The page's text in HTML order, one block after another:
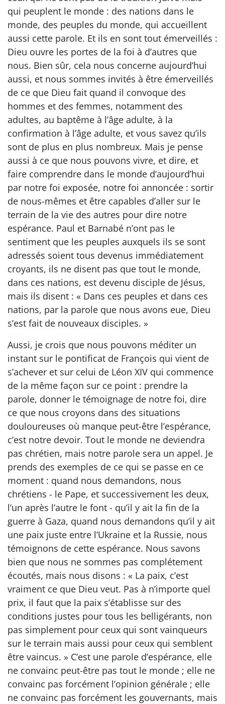
qui peuplent le monde : des nations dans le
monde, des peuples du monde, qui accueillent
aussi cette parole. Et ils en sont tout émerveillés :
Dieu ouvre les portes de la foi à d’autres que
nous. Bien sûr, cela nous concerne aujourd’hui
aussi, et nous sommes invités à être émerveillés
de ce que Dieu fait quand il convoque des
hommes et des femmes, notamment des
adultes, au baptême à l’âge adulte, à la
confirmation à l’âge adulte, et vous savez qu’ils
sont de plus en plus nombreux. Mais je pense
aussi à ce que nous pouvons vivre, et dire, et
faire comprendre dans le monde d’aujourd’hui
par notre foi exposée, notre foi annoncée : sortir
de nous-mêmes et être capables d’aller sur le
terrain de la vie des autres pour dire notre
espérance. Paul et Barnabé n’ont pas le
sentiment que les peuples auxquels ils se sont
adressés soient tous devenus immédiatement
croyants, ils ne disent pas que tout le monde,
dans ces nations, est devenu disciple de Jésus,
mais ils disent : « Dans ces peuples et dans ces
nations, par la parole que nous avons eue, Dieu
s’est fait de nouveaux disciples. »
Aussi, je crois que nous pouvons méditer un
instant sur le pontificat de François qui vient de
s’achever et sur celui de Léon XIV qui commence
de la même façon sur ce point : prendre la
parole, donner le témoignage de notre foi, dire
ce que nous croyons dans des situations
douloureuses où manque peut-être l’espérance,
c’est notre devoir. Tout le monde ne deviendra
pas chrétien, mais notre parole sera un appel. Je
prends des exemples de ce qui se passe en ce
moment : quand nous demandons, nous
chrétiens - le Pape, et successivement les deux,
l’un après l’autre le font - qu’il y ait la fin de la
guerre à Gaza, quand nous demandons qu’il y ait
une paix juste entre l’Ukraine et la Russie, nous
témoignons de cette espérance. Nous savons
bien que nous ne sommes pas complétement
écoutés, mais nous disons : « La paix, c’est
vraiment ce que Dieu veut. Pas à n’importe quel
prix, il faut que la paix s’établisse sur des
conditions justes pour tous les belligérants, non
pas simplement pour ceux qui sont vainqueurs
sur le terrain mais aussi pour ceux qui semblent
être vaincus. » C’est une parole d’espérance, elle
ne convainc peut-être pas tout le monde ; elle ne
convainc pas forcément l’opinion générale ; elle
ne convainc pas forcément les gouvernants, mais